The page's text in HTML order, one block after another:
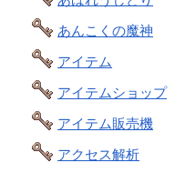
あんこくの魔神
アイテム
アイテムショップ
アイテム販売機
アクセス解析